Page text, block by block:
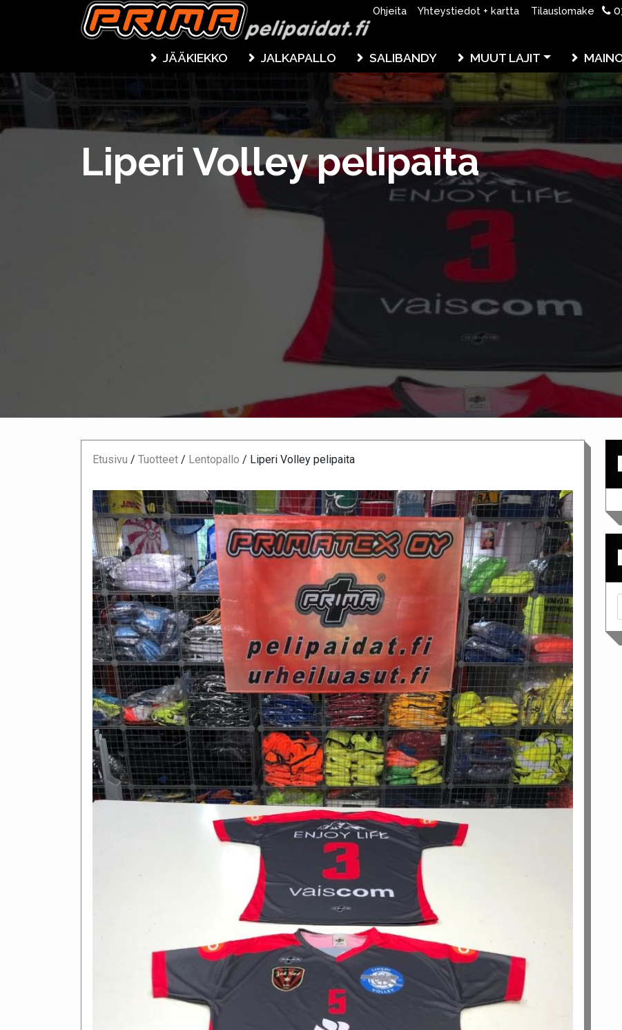
Ohjeita Yhteystiedot + kartta Tilauslomake
JÄÄKIEKKO JALKAPALLO SALIBANDY MUUT LAJIT
Liperi Volley pelipaita
Etusivu / Tuotteet / Lentopallo / Liperi Volley pelipaita